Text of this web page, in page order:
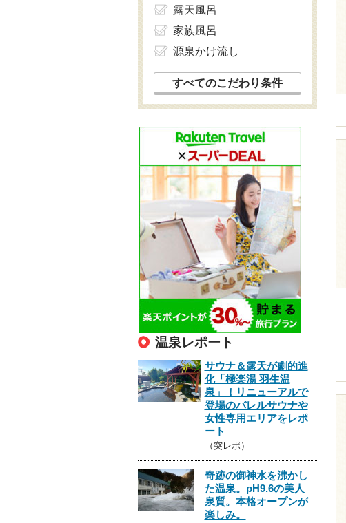
露天風呂
家族風呂
源泉かけ流し
すべてのこだわり条件
温泉レポート
サウナ＆露天が劇的進
化「極楽湯 羽生温
泉」！リニューアルで
登場のバレルサウナや
女性専用エリアをレポ
ート
（突レポ）
奇跡の御神水を沸かし
た温泉。pH9.6の美人
泉質。本格オープンが
楽しみ。